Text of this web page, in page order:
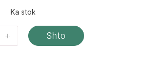
Ka stok
+ Shto